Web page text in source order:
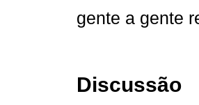
gente a gente
Discussão